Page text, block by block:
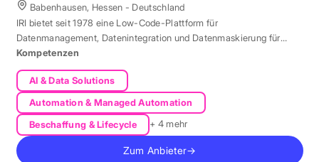
Babenhausen, Hessen - Deutschland
IRI bietet seit 1978 eine Low-Code-Plattform für
Datenmanagement, Datenintegration und Datenmaskierung für
produktive Datenbestände weltweit.
Kompetenzen
AI & Data Solutions
Automation & Managed Automation
Beschaffung & Lifecycle
+ 4 mehr
Zum Anbieter→